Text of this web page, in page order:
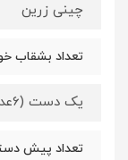
چینی زرین
تعداد بشقاب
یک دست (6عدد)
تعداد پیش